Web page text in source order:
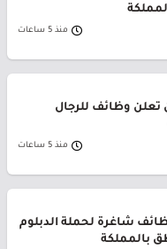
منذ 5 ساعات
تعلن وظائف للرجال
منذ 5 ساعات
شاغرة لحملة الدبلوم
بالمملكة